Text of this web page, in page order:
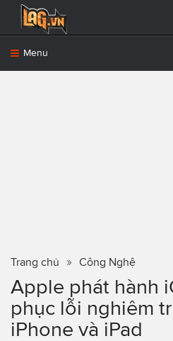
Menu
Trang chủ Công Nghệ
Apple phát hành
phục lỗi nghiêm
iPhone và iPad